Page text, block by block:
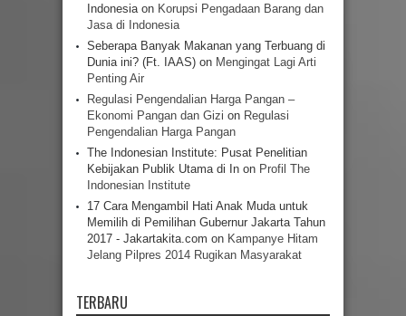
Indonesiaon Korupsi Pengadaan Barang dan
Jasa di Indonesia
Seberapa Banyak Makanan yang Terbuang di
Dunia ini? (Ft. IAAS) on Mengingat Lagi Arti
Penting Air
Regulasi Pengendalian Harga Pangan –
Ekonomi Pangan dan Gizi on Regulasi
Pengendalian Harga Pangan
The Indonesian Institute: Pusat Penelitian
Kebijakan Publik Utama di In on Profil The
Indonesian Institute
17 Cara Mengambil Hati Anak Muda untuk
Memilih di Pemilihan Gubernur Jakarta Tahun
2017 - Jakartakita.com on Kampanye Hitam
Jelang Pilpres 2014 Rugikan Masyarakat
TERBARU